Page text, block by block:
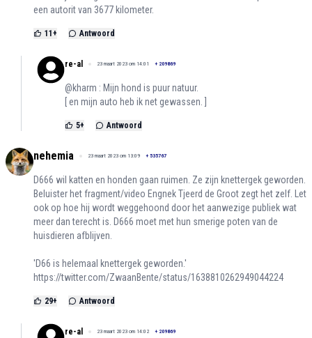
een autorit van 3677 kilometer.
11 + Antwoord
re-al 23 maart 2023 om 14:01 + 209869
@kharm : Mijn hond is puur natuur.
[ en mijn auto heb ik net gewassen. ]
5+ Antwoord
nehemia 23 maart 2023 om 13:09 + 535767
D666 wil katten en honden gaan ruimen. Ze zijn knettergek geworden.
Beluister het fragment/video Engnek Tjeerd de Groot zegt het zelf. Let
ook op hoe hij wordt weggehoond door het aanwezige publiek wat
meer dan terecht is. D666 moet met hun smerige poten van de
huisdieren afblijven.
'D66 is helemaal knettergek geworden.'
https://twitter.com/ZwaanBente/status/1638810262949044224
29+ Antwoord
re-al 23 maart 2023 om 14:02 + 209869